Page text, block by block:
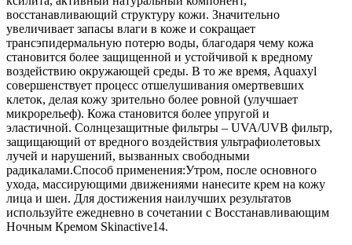
восстанавливающий структуру кожи. Значительно
увеличивает запасы влаги в коже и сокращает
трансэпидермальную потерю воды, благодаря чему кожа
становится более защищенной и устойчивой к вредному
воздействию окружающей среды. В то же время, Aquaxyl
совершенствует процесс отшелушивания омертвевших
клеток, делая кожу зрительно более ровной (улучшает
микрорельеф). Кожа становится более упругой и
эластичной. Солнцезащитные фильтры – UVA/UVB фильтр,
защищающий от вредного воздействия ультрафиолетовых
лучей и нарушений, вызванных свободными
радикалами.Способ применения:Утром, после основного
ухода, массирующими движениями нанесите крем на кожу
лица и шеи. Для достижения наилучших результатов
используйте ежедневно в сочетании с Восстанавливающим
Ночным Кремом Skinactive14.